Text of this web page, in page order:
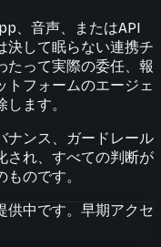
、音声、またはAPI
決して眠らない連携チ
たって実際の委任、報
トフォームのエージェ
ます。
ナンス、ガードレール
され、すべての判断が
のです。
供中です。早期アクセ